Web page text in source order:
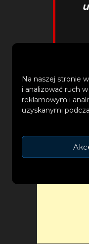
Na naszej stronie
i analizować ruch
reklamowym i
uzyskanymi